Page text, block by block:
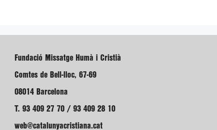
Fundació Missatge Humà i Cristià
Comtes de Bell-lloc, 67-69
08014 Barcelona
T. 93 409 27 70 / 93 409 28 10
web@catalunyacristiana.cat